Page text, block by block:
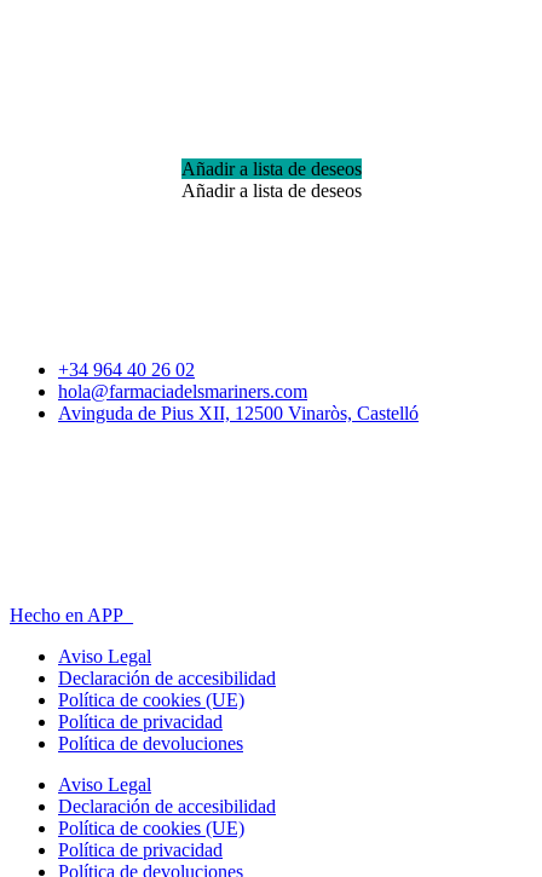
Añadir a lista de deseos
Añadir a lista de deseos
+34 964 40 26 02
hola@farmaciadelsmariners.com
Avinguda de Pius XII, 12500 Vinaròs, Castelló
Hecho en APP_
Aviso Legal
Declaración de accesibilidad
Política de cookies (UE)
Política de privacidad
Política de devoluciones
Aviso Legal
Declaración de accesibilidad
Política de cookies (UE)
Política de privacidad
Política de devoluciones